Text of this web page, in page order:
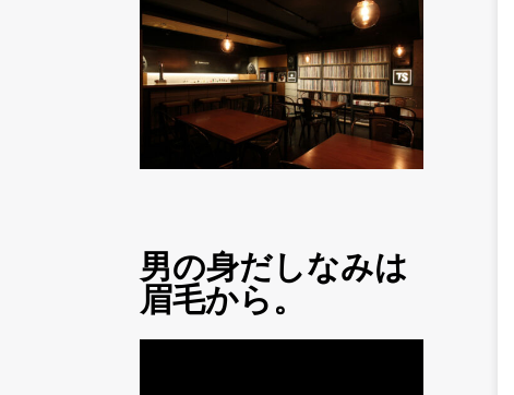
男の身だしなみは
眉毛から。